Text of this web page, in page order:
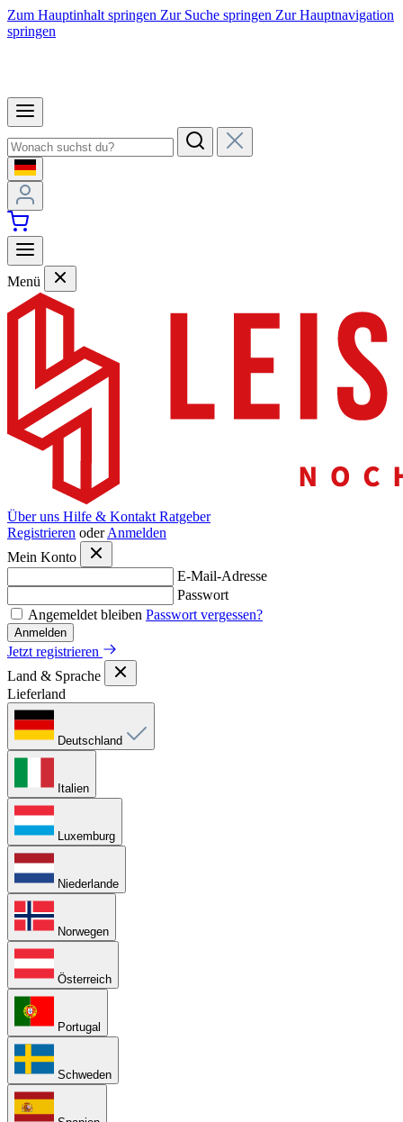
Zum Hauptinhalt springen Zur Suche springen Zur Hauptnavigation
springen
Menü
Über uns Hilfe & Kontakt Ratgeber
Registrieren oder Anmelden
Mein Konto
E-Mail-Adresse
Passwort
Angemeldet bleiben Passwort vergessen?
Anmelden
Jetzt registrieren
Land & Sprache
Lieferland
Deutschland
Italien
Luxemburg
Niederlande
Norwegen
Österreich
Portugal
Schweden